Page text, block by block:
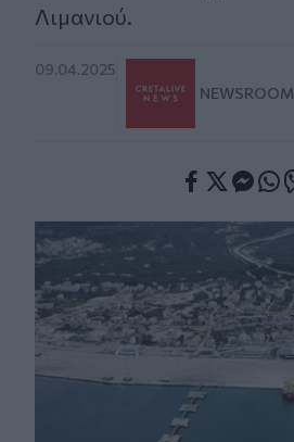
Λιμανιού.
09.04.2025
NEWSROOM